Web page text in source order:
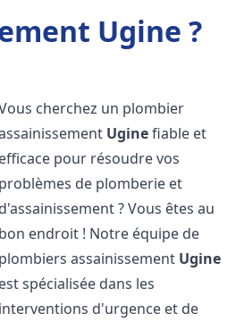
Ugine ?
cherchez un plombier
Uginefiable et
efficace pour résoudre vos
problèmes de plomberie et
d'assainissement ? Vous êtes au
bon endroit ! Notre équipe de
plombiers assainissement Ugine
est spécialisée dans les
interventions d'urgence et de